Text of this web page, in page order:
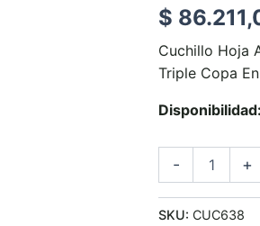
$
Cuchillo Hoja
Triple Copa
Disponibilidad:
-
Vaina
Crudo
cantidad
+
SKU: CUC638